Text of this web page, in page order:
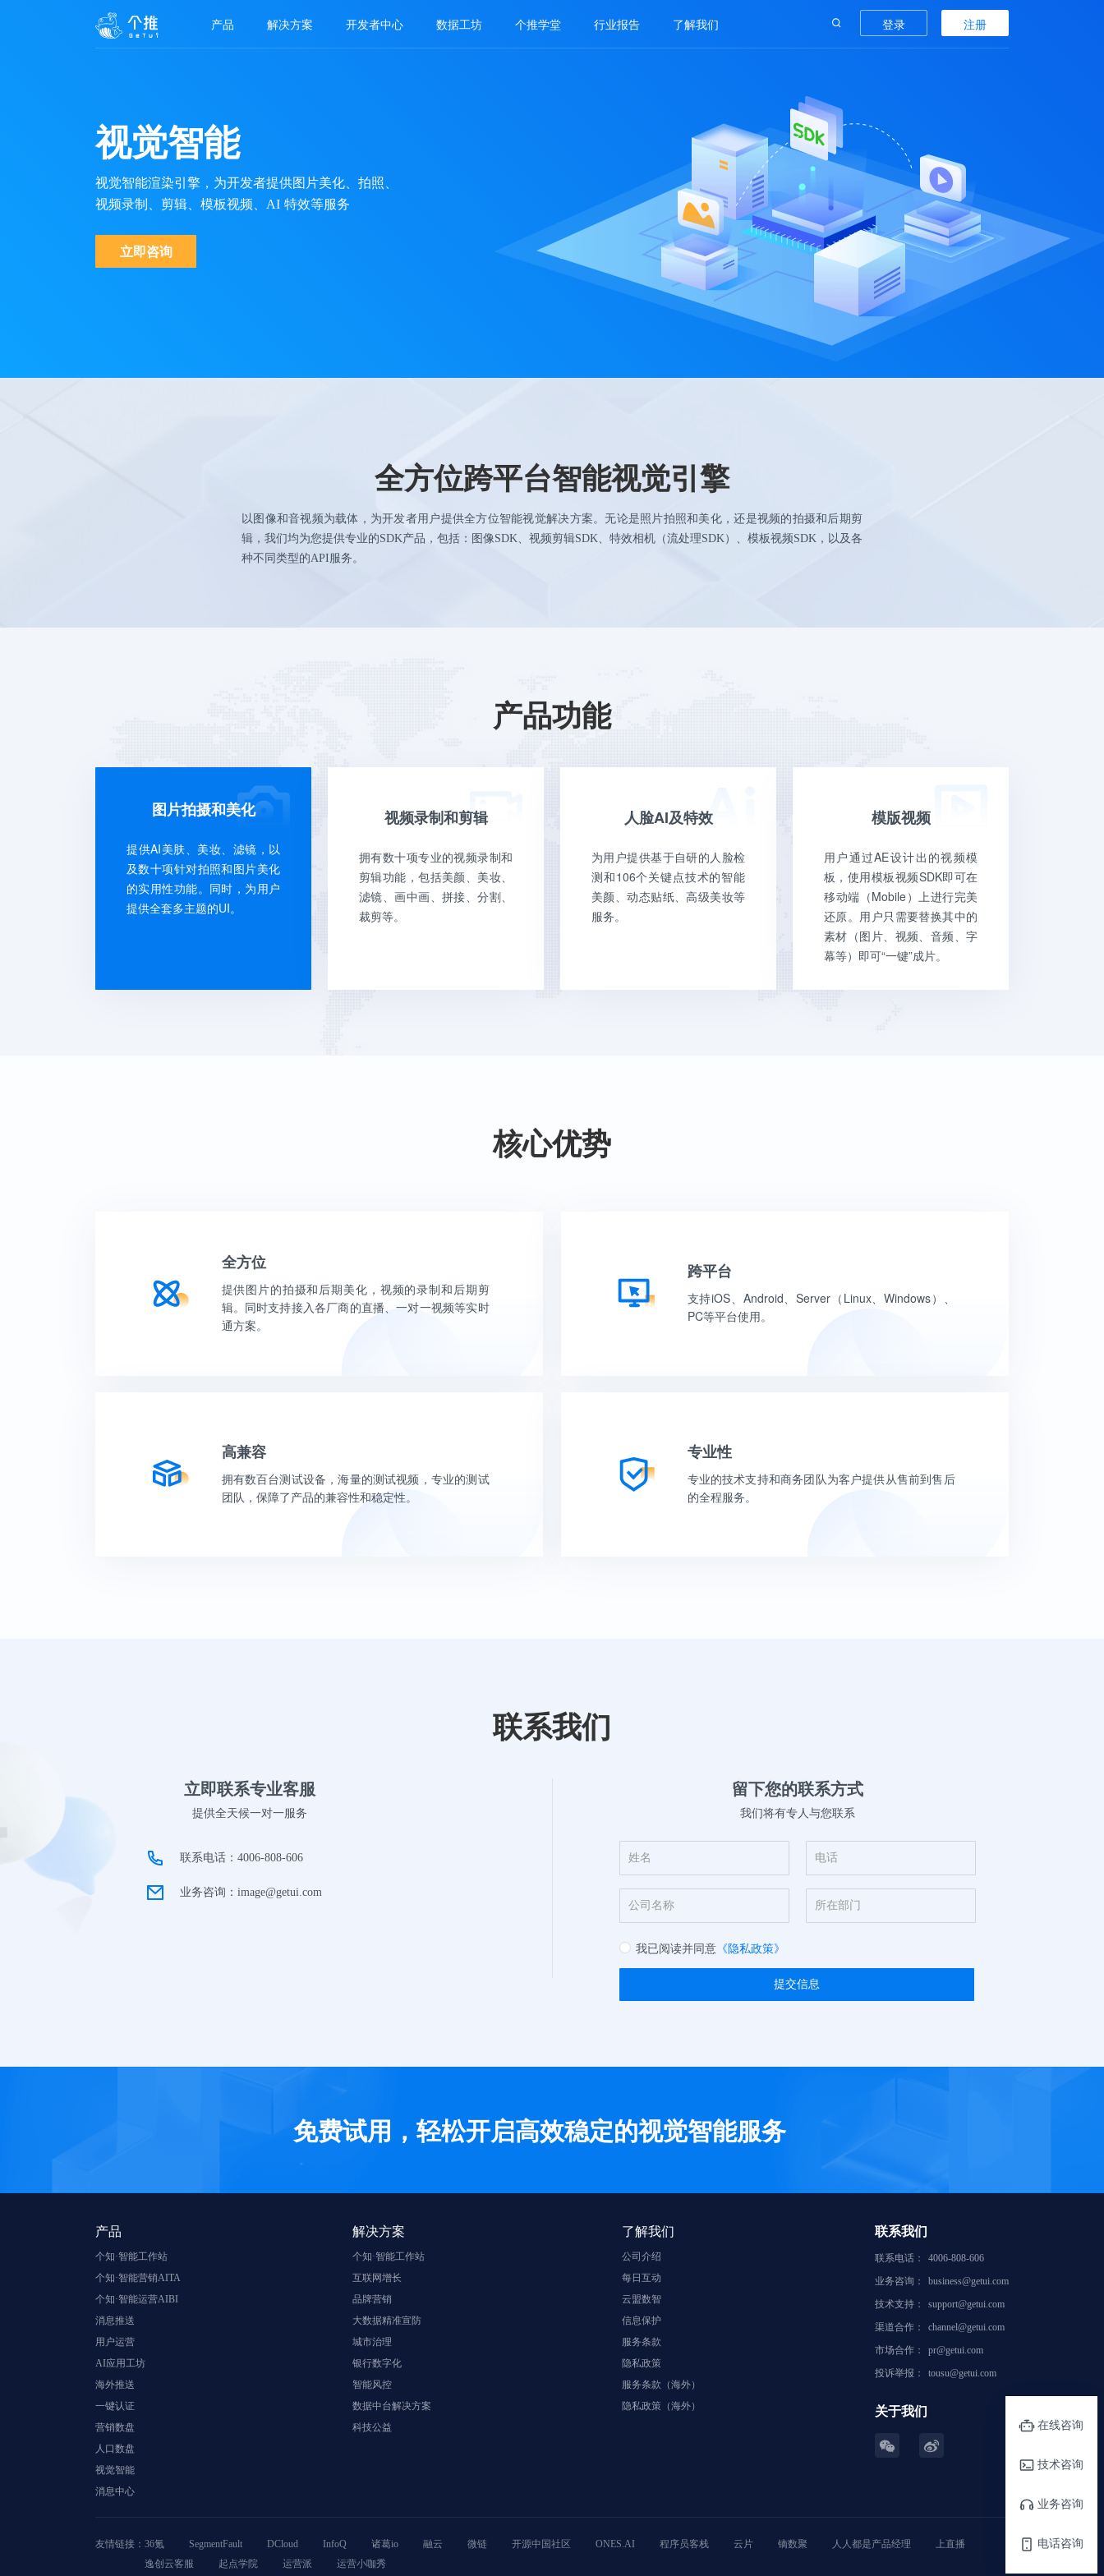
产品 解决方案 开发者中心 数据工坊 个推学堂 行业报告 了解我们 登录 注册
视觉智能
视觉智能渲染引擎，为开发者提供图片美化、拍照、
视频录制、剪辑、模板视频、AI 特效等服务
立即咨询
全方位跨平台智能视觉引擎
以图像和音视频为载体，为开发者用户提供全方位智能视觉解决方案。无论是照片拍照和美化，还是视频的拍摄和后期剪
辑，我们均为您提供专业的SDK产品，包括：图像SDK、视频剪辑SDK、特效相机（流处理SDK）、模板视频SDK，以及各
种不同类型的API服务。
产品功能
图片拍摄和美化
提供AI美肤、美妆、滤镜，以
及数十项针对拍照和图片美化
的实用性功能。同时，为用户
提供全套多主题的UI。
视频录制和剪辑
拥有数十项专业的视频录制和
剪辑功能，包括美颜、美妆、
滤镜、画中画、拼接、分割、
裁剪等。
人脸AI及特效
为用户提供基于自研的人脸检
测和106个关键点技术的智能
美颜、动态贴纸、高级美妆等
服务。
模版视频
用户通过AE设计出的视频模
板，使用模板视频SDK即可在
移动端（Mobile）上进行完美
还原。用户只需要替换其中的
素材（图片、视频、音频、字
幕等）即可“一键”成片。
核心优势
全方位
提供图片的拍摄和后期美化，视频的录制和后期剪
辑。同时支持接入各厂商的直播、一对一视频等实时
通方案。
跨平台
支持iOS、Android、Server（Linux、Windows）、
PC等平台使用。
高兼容
拥有数百台测试设备，海量的测试视频，专业的测试
团队，保障了产品的兼容性和稳定性。
专业性
专业的技术支持和商务团队为客户提供从售前到售后
的全程服务。
联系我们
立即联系专业客服
提供全天候一对一服务
联系电话：4006-808-606
业务咨询：image@getui.com
留下您的联系方式
我们将有专人与您联系
我已阅读并同意《隐私政策》
提交信息
免费试用，轻松开启高效稳定的视觉智能服务
产品
个知·智能工作站
个知·智能营销AITA
个知·智能运营AIBI
消息推送
用户运营
AI应用工坊
海外推送
一键认证
营销数盘
人口数盘
视觉智能
消息中心
解决方案
个知·智能工作站
互联网增长
品牌营销
大数据精准宣防
城市治理
银行数字化
智能风控
数据中台解决方案
科技公益
了解我们
公司介绍
每日互动
云盟数智
信息保护
服务条款
隐私政策
服务条款（海外）
隐私政策（海外）
联系我们
联系电话：
4006-808-606
业务咨询：
business@getui.com
技术支持：
support@getui.com
渠道合作：
channel@getui.com
市场合作：
pr@getui.com
投诉举报：
tousu@getui.com
关于我们
友情链接： 36氪 SegmentFault DCloud InfoQ 诸葛io 融云 微链 开源中国社区 ONES.AI 程序员客栈 云片 镝数聚 人人都是产品经理
上直播
逸创云客服
起点学院 运营派 运营小咖秀
在线咨询
技术咨询
业务咨询
电话咨询